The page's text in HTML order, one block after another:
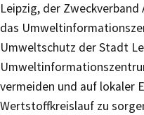
Leipzig, der
das
Umweltschutz der Stadt
vermeiden und auf lokaler
Wertstoffkreislauf zu